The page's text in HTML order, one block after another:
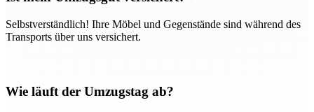
Selbstverständlich! Ihre Möbel und Gegenstände sind während des
Transports über uns versichert.
Wie läuft der Umzugstag ab?